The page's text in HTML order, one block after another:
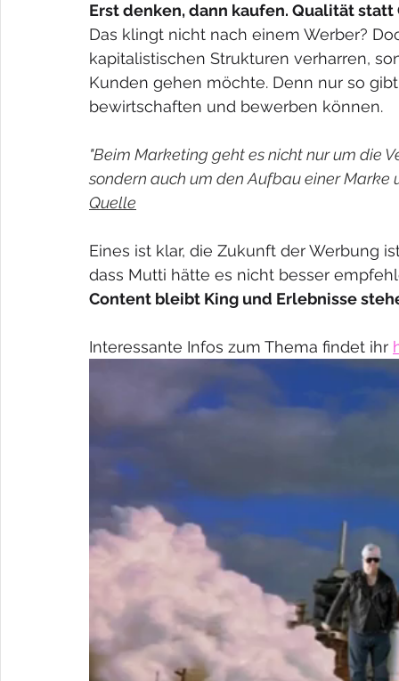
Erst denken, dann kaufen. Qualität
Das klingt nicht nach einem Werber?
kapitalistischen Strukturen verharren,
Kunden gehen möchte. Denn nur so
bewirtschaften und bewerben können.
"Beim Marketing geht es nicht nur um die
sondern auch um den Aufbau einer Marke
Quelle
Eines ist klar, die Zukunft der Werbung
dass Mutti hätte es nicht besser
Content bleibt King und Erlebnisse
Interessante Infos zum Thema findet ihr